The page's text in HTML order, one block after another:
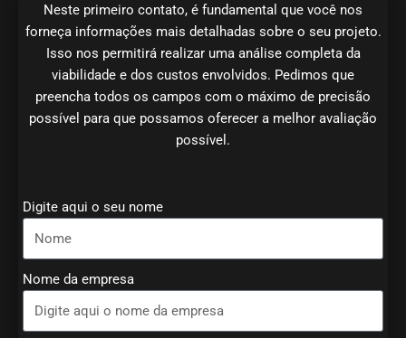
Neste primeiro contato, é fundamental que você nos
forneça informações mais detalhadas sobre o seu projeto.
Isso nos permitirá realizar uma análise completa da
viabilidade e dos custos envolvidos. Pedimos que
preencha todos os campos com o máximo de precisão
possível para que possamos oferecer a melhor avaliação
possível.
Digite aqui o seu nome
Nome da empresa